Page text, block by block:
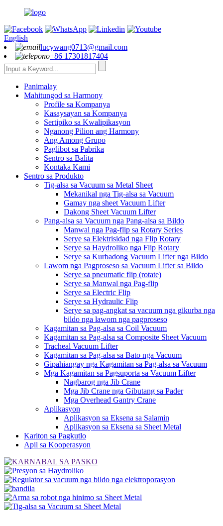
English
lucywang0713@gmail.com
+86 17301817404
Panimalay
Mahitungod sa Harmony
Profile sa Kompanya
Kasaysayan sa Kompanya
Sertipiko sa Kwalipikasyon
Nganong Pilion ang Harmony
Ang Among Grupo
Paglibot sa Pabrika
Sentro sa Balita
Kontaka Kami
Sentro sa Produkto
Tig-alsa sa Vacuum sa Metal Sheet
Mekanikal nga Tig-alsa sa Vacuum
Gamay nga sheet Vacuum Lifter
Dakong Sheet Vacuum Lifter
Pang-alsa sa Vacuum nga Pang-alsa sa Bildo
Manwal nga Pag-flip sa Rotary Series
Serye sa Elektrisidad nga Flip Rotary
Serye sa Haydroliko nga Flip Rotary
Serye sa Kurbadong Vacuum Lifter nga Bildo
Lawom nga Pagproseso sa Vacuum Lifter sa Bildo
Serye sa pneumatic flip (rotate)
Serye sa Manwal nga Pag-flip
Serye sa Electric Flip
Serye sa Hydraulic Flip
Serye sa pag-angkat sa vacuum nga gikurba nga
bildo nga lawom nga pagproseso
Kagamitan sa Pag-alsa sa Coil Vacuum
Kagamitan sa Pag-alsa sa Composite Sheet Vacuum
Tracheal Vacuum Lifter
Kagamitan sa Pag-alsa sa Bato nga Vacuum
Gipahiangay nga Kagamitan sa Pag-alsa sa Vacuum
Mga Kagamitan sa Pagsuporta sa Vacuum Lifter
Nagbarog nga Jib Crane
Mga Jib Crane nga Gibutang sa Pader
Mga Overhead Gantry Crane
Aplikasyon
Aplikasyon sa Eksena sa Salamin
Aplikasyon sa Eksena sa Sheet Metal
Kariton sa Pagkutlo
Apil sa Kooperasyon